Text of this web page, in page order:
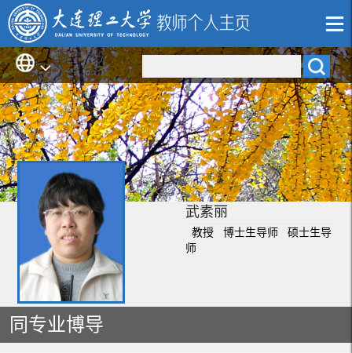
武素丽
教授 博士生导师 硕士生导
师
同专业博导